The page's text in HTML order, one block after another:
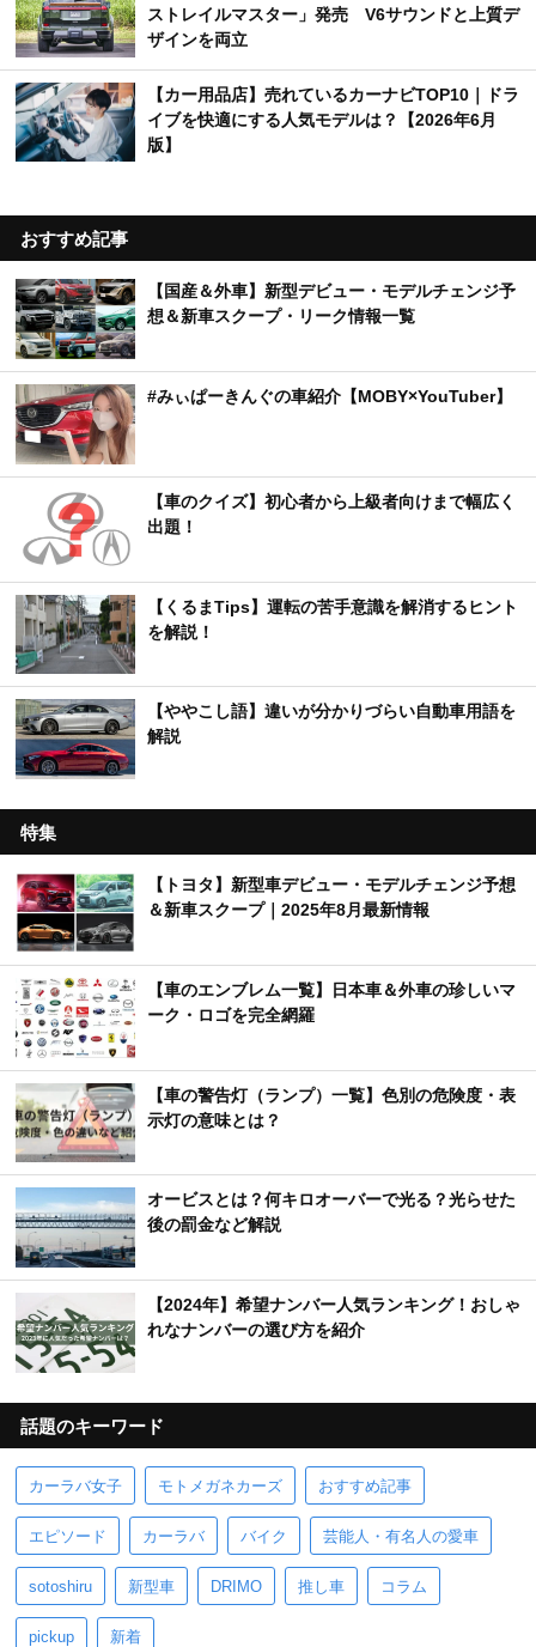
ストレイルマスター」発売 V6サウンドと上質デ
ザインを両立
【カー用品店】売れているカーナビTOP10｜ドラ
イブを快適にする人気モデルは？【2026年6月
版】
おすすめ記事
【国産＆外車】新型デビュー・モデルチェンジ予
想＆新車スクープ・リーク情報一覧
#みぃぱーきんぐの車紹介【MOBY×YouTuber】
【車のクイズ】初心者から上級者向けまで幅広く
出題！
【くるまTips】運転の苦手意識を解消するヒント
を解説！
【ややこし語】違いが分かりづらい自動車用語を
解説
特集
【トヨタ】新型車デビュー・モデルチェンジ予想
＆新車スクープ｜2025年8月最新情報
【車のエンブレム一覧】日本車＆外車の珍しいマ
ーク・ロゴを完全網羅
【車の警告灯（ランプ）一覧】色別の危険度・表
示灯の意味とは？
オービスとは？何キロオーバーで光る？光らせた
後の罰金など解説
【2024年】希望ナンバー人気ランキング！おしゃ
れなナンバーの選び方を紹介
話題のキーワード
カーラバ女子 モトメガネカーズ おすすめ記事
エピソード カーラバ バイク 芸能人・有名人の愛車
sotoshiru 新型車 DRIMO 推し車 コラム
pickup 新着